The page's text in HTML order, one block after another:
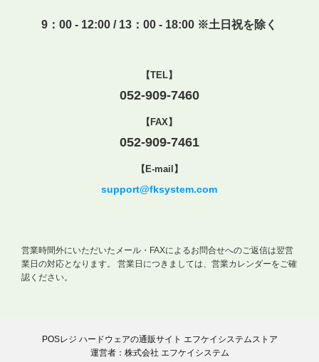
9：00 - 12:00 / 13：00 - 18:00 ※土日祝を除く
【TEL】
052-909-7460
【FAX】
052-909-7461
【E-mail】
support@fksystem.com
営業時間外にいただいたメール・FAXによるお問合せへのご返信は翌営
業日の対応となります。
営業日につきましては、営業カレンダーをご確
認ください。
POSレジ ハードウェアの通販サイト エフケイシステムストア
運営者：株式会社 エフケイシステム